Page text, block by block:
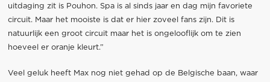
uitdaging zit is Pouhon. Spa is al sinds jaar en dag mijn favoriete
circuit. Maar het mooiste is dat er hier zoveel fans zijn. Dit is
natuurlijk een groot circuit maar het is ongelooflijk om te zien
hoeveel er oranje kleurt.”
Veel geluk heeft Max nog niet gehad op de Belgische baan, waar